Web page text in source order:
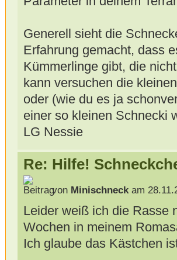
Generell sieht die
Erfahrung gemacht, dass
Kümmerlinge gibt, die
kann versuchen die
oder (wie du es ja
einer so kleinen Schnecki
LG Nessie
Re: Hilfe!
von Minischneckam
Leider weiß ich die Rasse
Wochen in meinem
Ich glaube das Kästchen